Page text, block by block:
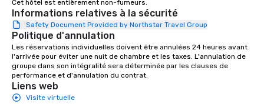
couples throughout our communities.
We’re huge fans of socials and
celebrations where people share
laughter and find joy. From birthdays,
to anniversaries, to graduations and
more, Premiere will bring the basics
you need to the party, and provide the
‘frills’ you want to help realize your
event dreams. If on the other hand,
Cet hôtel est entièrement non-fumeurs.
Informations relatives à la sécurité
Safety Document Provided by Northstar Travel Group
Politique d'annulation
Les réservations individuelles doivent être annulées 24 heures avant
l'arrivée pour éviter une nuit de chambre et les taxes. L'annulation de
groupe dans son intégralité sera déterminée par les clauses de
performance et d'annulation du contrat.
Liens web
Visite virtuelle